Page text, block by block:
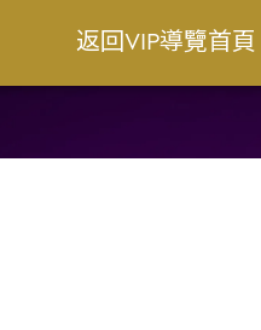
返回VIP導覽首頁